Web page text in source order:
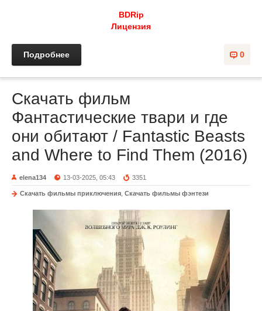
BDRip
Лицензия
0
Подробнее
Скачать фильм
Фантастические твари и где
они обитают / Fantastic Beasts
and Where to Find Them (2016)
elena134 13-03-2025, 05:43 3351
Скачать фильмы приключения Скачать фильмы фэнтези